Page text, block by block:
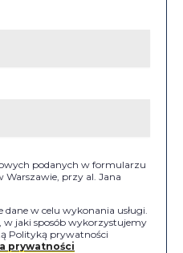
podanych w formularzu
Warszawie, przy al. Jana
w celu wykonania usługi.
w jaki sposób wykorzystujemy
Polityką prywatności
prywatności